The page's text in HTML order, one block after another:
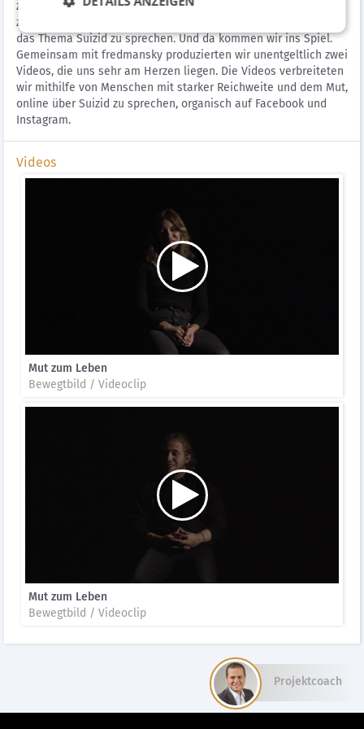
zu entscheiden und aktiv auf das Themas Suizid aufmerksam
zu machen und den Menschen so ihre Scheu zu nehmen, über
das Thema Suizid zu sprechen. Und da kommen wir ins Spiel.
Gemeinsam mit fredmansky produzierten wir unentgeltlich zwei
Videos, die uns sehr am Herzen liegen. Die Videos verbreiteten
wir mithilfe von Menschen mit starker Reichweite und dem Mut,
online über Suizid zu sprechen, organisch auf Facebook und
Instagram.
Videos
Mut zum Leben
Bewegtbild / Videoclip
Mut zum Leben
Bewegtbild / Videoclip
Projektcoach